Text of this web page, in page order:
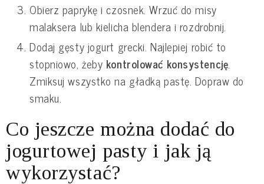
Obierz paprykę i czosnek. Wrzuć do misy
malaksera lub kielicha blendera i rozdrobnij.
Dodaj gęsty jogurt grecki. Najlepiej robić to
stopniowo, żeby kontrolować konsystencję.
Zmiksuj wszystko na gładką pastę. Dopraw do
smaku.
Co jeszcze można dodać do
jogurtowej pasty i jak ją
wykorzystać?